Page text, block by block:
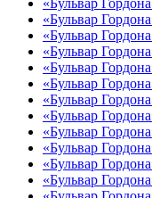
«Бульвар
«Бульвар
«Бульвар
«Бульвар
«Бульвар
«Бульвар
«Бульвар
«Бульвар
«Бульвар
«Бульвар
«Бульвар